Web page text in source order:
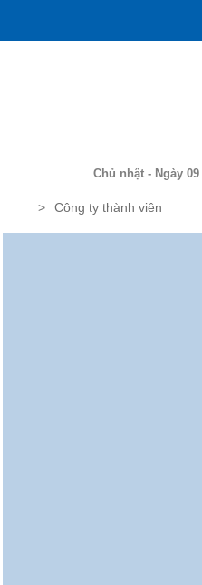
Chủ nhật - Ngày
Công ty thành viên